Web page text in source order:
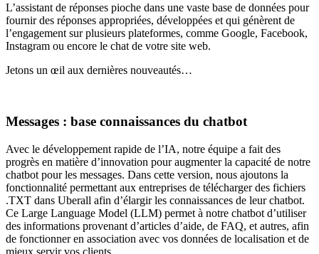
L’assistant de réponses pioche dans une vaste base de données pour
fournir des réponses appropriées, développées et qui génèrent de
l’engagement sur plusieurs plateformes, comme Google, Facebook,
Instagram ou encore le chat de votre site web.
Jetons un œil aux dernières nouveautés…
Messages : base connaissances du chatbot
Avec le développement rapide de l’IA, notre équipe a fait des
progrès en matière d’innovation pour augmenter la capacité de notre
chatbot pour les messages. Dans cette version, nous ajoutons la
fonctionnalité permettant aux entreprises de télécharger des fichiers
.TXT dans Uberall afin d’élargir les connaissances de leur chatbot.
Ce Large Language Model (LLM) permet à notre chatbot d’utiliser
des informations provenant d’articles d’aide, de FAQ, et autres, afin
de fonctionner en association avec vos données de localisation et de
mieux servir vos clients.